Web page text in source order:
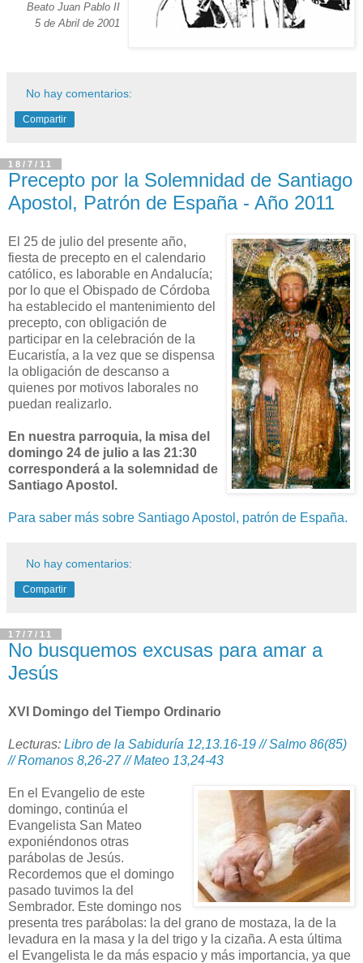
Beato Juan Pablo II
5 de Abril de 2001
No hay comentarios:
Compartir
18/7/11
Precepto por la Solemnidad de Santiago
Apostol, Patrón de España - Año 2011
El 25 de julio del presente año,
fiesta de precepto en el calendario
católico, es laborable en Andalucía;
por lo que el Obispado de Córdoba
ha establecido el mantenimiento del
precepto, con obligación de
participar en la celebración de la
Eucaristía, a la vez que se dispensa
la obligación de descanso a
quienes por motivos laborales no
puedan realizarlo.
En nuestra parroquia, la misa del
domingo 24 de julio a las 21:30
corresponderá a la solemnidad de
Santiago Apostol.
Para saber más sobre Santiago Apostol, patrón de España.
No hay comentarios:
Compartir
17/7/11
No busquemos excusas para amar a
Jesús
XVI Domingo del Tiempo Ordinario
Lecturas: Libro de la Sabiduría 12,13.16-19 // Salmo 86(85)
// Romanos 8,26-27 // Mateo 13,24-43
En el Evangelio de este
domingo, continúa el
Evangelista San Mateo
exponiéndonos otras
parábolas de Jesús.
Recordemos que el domingo
pasado tuvimos la del
Sembrador. Este domingo nos
presenta tres parábolas: la del grano de mostaza, la de la
levadura en la masa y la del trigo y la cizaña. A esta última
el Evangelista le da más espacio y más importancia, ya que